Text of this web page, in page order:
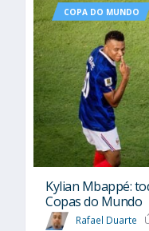
COPA DO MUNDO
Kylian Mbappé:
Copas do Mundo
Rafael Duarte